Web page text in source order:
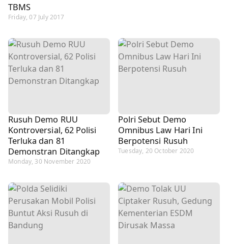
TBMS
Friday, 07 July 2017
Rusuh Demo RUU
Kontroversial, 62 Polisi
Terluka dan 81
Demonstran Ditangkap
Monday, 30 November 2020
Polri Sebut Demo
Omnibus Law Hari Ini
Berpotensi Rusuh
Tuesday, 20 October 2020